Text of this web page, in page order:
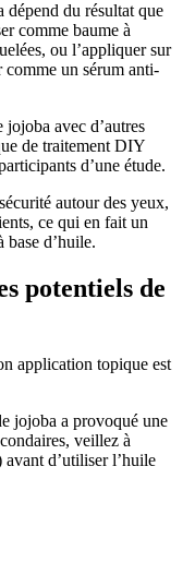
du résultat que
comme baume à
ou l’appliquer sur
comme un sérum anti-
avec d’autres
de traitement DIY
d’une étude.
autour des yeux,
ce qui en fait un
d’huile.
potentiels de
application topique est
jojoba a provoqué une
veillez à
d’utiliser l’huile